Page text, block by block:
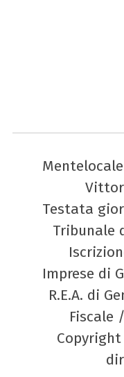
Testata
Tribunale
Imprese di
R.E.A. di
Fiscale